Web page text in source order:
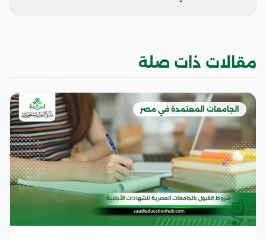
مقالات ذات صلة
الجامعات المعتمدة في مصر